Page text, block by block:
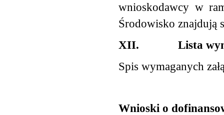
wnioskodawcy w
Środowisko znajdują
XII. Lista
Spis wymaganych
Wnioski o